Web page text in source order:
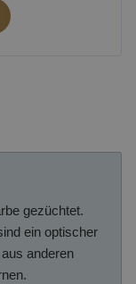
gezüchtet.
ein optischer
anderen